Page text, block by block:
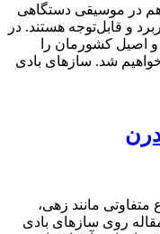
هم در موسیقی دستگاهی
و قابل‌توجه هستند. در
و اصیل کشورمان را
شد. سازهای بادی
متفاوتی مانند زهی،
مقاله روی سازهای بادی